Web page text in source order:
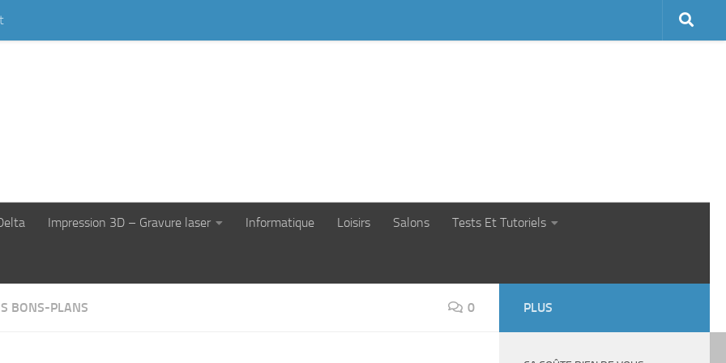
Impression 3D – Gravure laser Informatique Loisirs Salons Tests Et Tutoriels
BONS-PLANS 0 PLUS